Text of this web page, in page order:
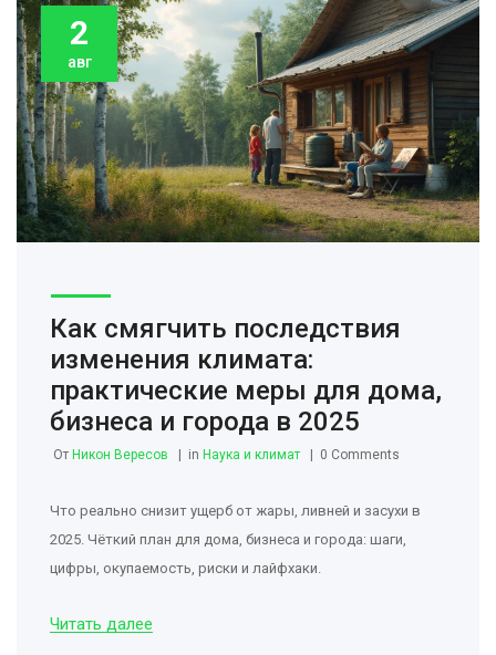
2
авг
Как смягчить последствия
изменения климата:
практические меры для дома,
бизнеса и города в 2025
От Никон Вересов in Наука и климат 0 Comments
Что реально снизит ущерб от жары, ливней и засухи в
2025. Чёткий план для дома, бизнеса и города: шаги,
цифры, окупаемость, риски и лайфхаки.
Читать далее